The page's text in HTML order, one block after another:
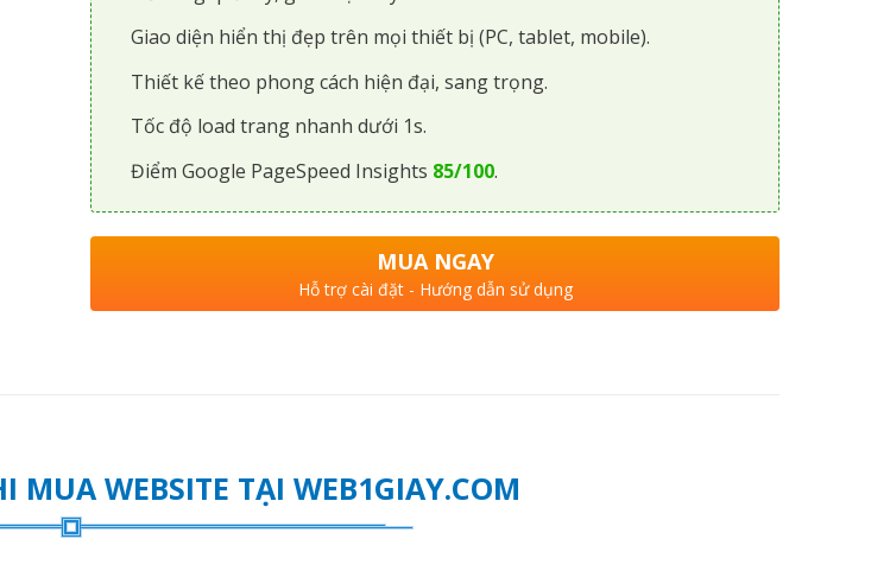
Giao diện hiển thị đẹp trên mọi thiết bị (PC, tablet, mobile).
Thiết kế theo phong cách hiện đại, sang trọng.
Tốc độ load trang nhanh dưới 1s.
Điểm Google PageSpeed Insights 85/100.
MUA NGAY
Hỗ trợ cài đặt - Hướng dẫn sử dụng
MUA WEBSITE TẠI WEB1GIAY.COM